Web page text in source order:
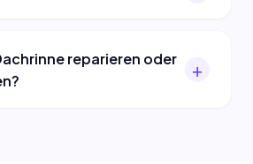
reparieren oder